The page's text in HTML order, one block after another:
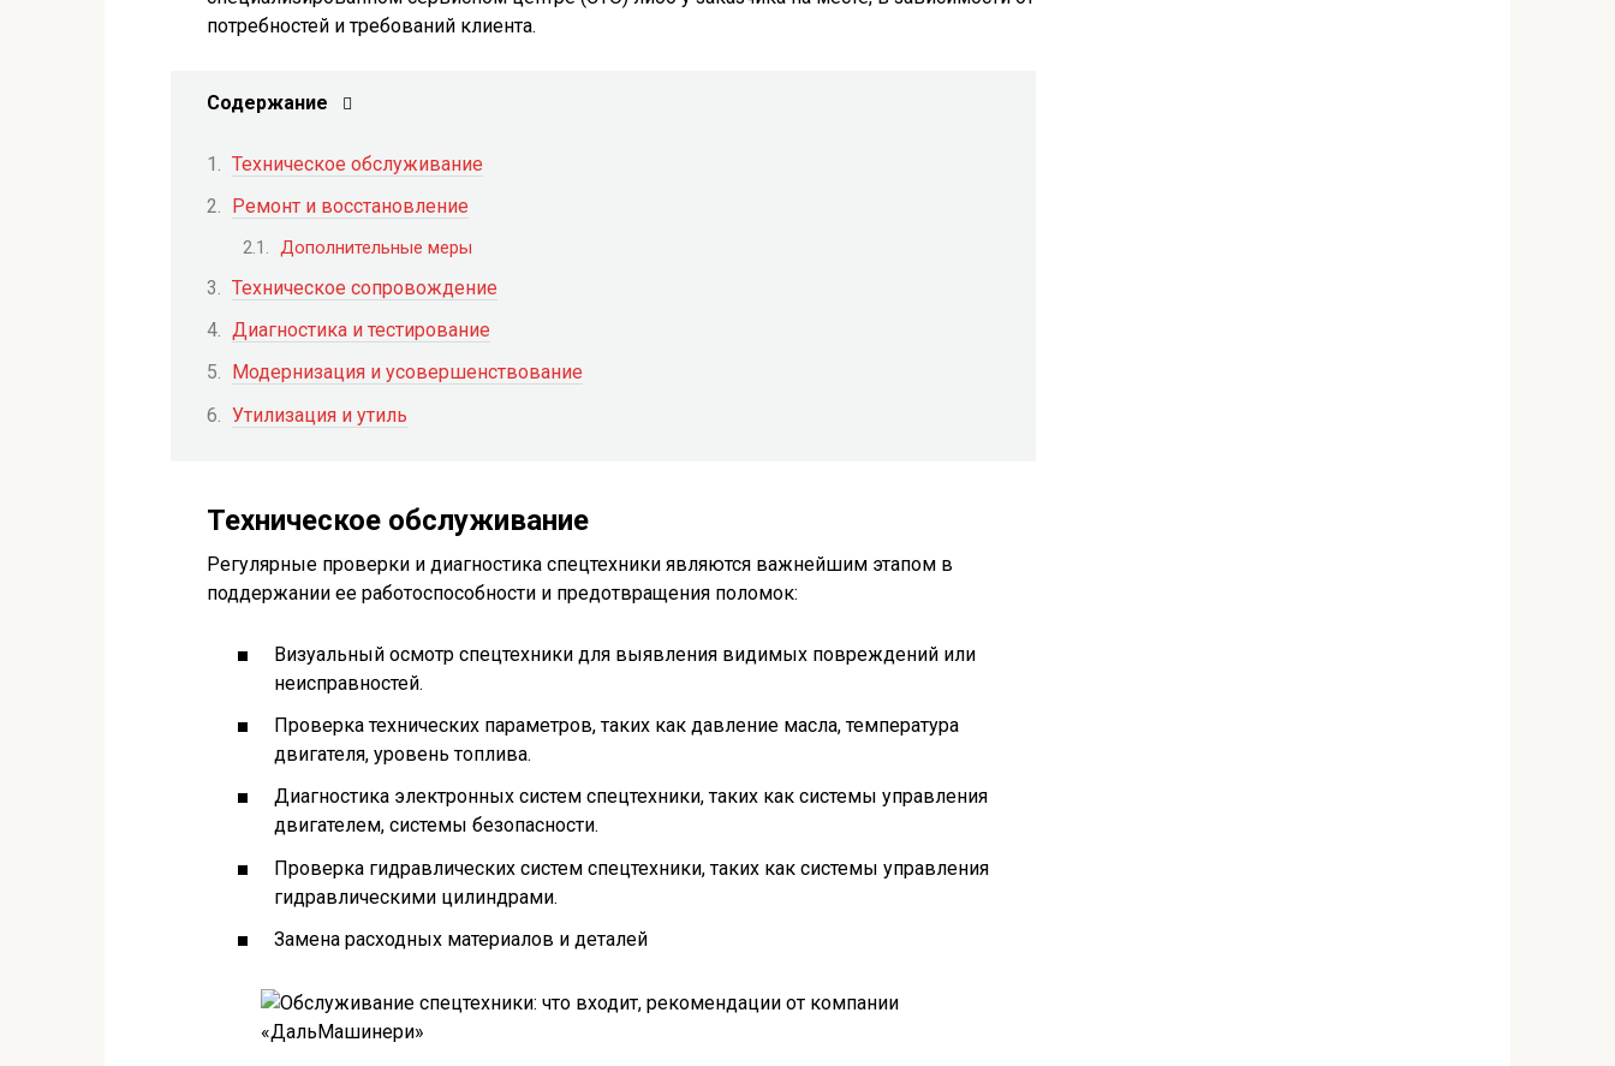
потребностей и требований клиента.
Содержание
Техническое обслуживание
Ремонт и восстановление
Дополнительные меры
Техническое сопровождение
Диагностика и тестирование
Модернизация и усовершенствование
Утилизация и утиль
Техническое обслуживание
Регулярные проверки и диагностика спецтехники являются важнейшим этапом в
поддержании ее работоспособности и предотвращения поломок:
Визуальный осмотр спецтехники для выявления видимых повреждений или
неисправностей.
Проверка технических параметров, таких как давление масла, температура
двигателя, уровень топлива.
Диагностика электронных систем спецтехники, таких как системы управления
двигателем, системы безопасности.
Проверка гидравлических систем спецтехники, таких как системы управления
гидравлическими цилиндрами.
Замена расходных материалов и деталей